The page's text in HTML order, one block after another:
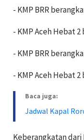
- KMP BRR
- KMP Aceh Hebat
- KMP BRR
- KMP Aceh Hebat
Baca juga:
Jadwal Kapal
Keberangkatan dari